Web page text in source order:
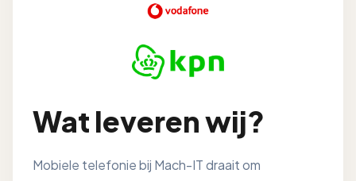
Wat leveren wij?
Mobiele telefonie bij Mach-IT draait om